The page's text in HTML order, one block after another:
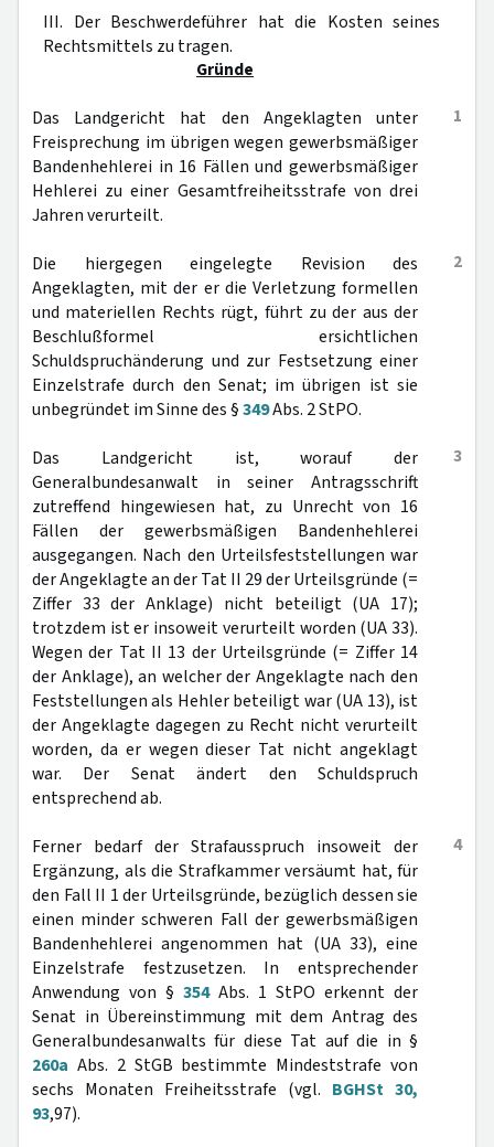
III. Der Beschwerdeführer hat die Kosten seines
Rechtsmittels zu tragen.
Gründe
1
Das Landgericht hat den Angeklagten unter
Freisprechung im übrigen wegen gewerbsmäßiger
Bandenhehlerei in 16 Fällen und gewerbsmäßiger
Hehlerei zu einer Gesamtfreiheitsstrafe von drei
Jahren verurteilt.
2
Die hiergegen eingelegte Revision des
Angeklagten, mit der er die Verletzung formellen
und materiellen Rechts rügt, führt zu der aus der
Beschlußformel ersichtlichen
Schuldspruchänderung und zur Festsetzung einer
Einzelstrafe durch den Senat; im übrigen ist sie
unbegründet im Sinne des §349Abs. 2 StPO.
3
Das Landgericht ist, worauf der
Generalbundesanwalt in seiner Antragsschrift
zutreffend hingewiesen hat, zu Unrecht von 16
Fällen der gewerbsmäßigen Bandenhehlerei
ausgegangen. Nach den Urteilsfeststellungen war
der Angeklagte an der Tat II 29 der Urteilsgründe (=
Ziffer 33 der Anklage) nicht beteiligt (UA 17);
trotzdem ist er insoweit verurteilt worden (UA 33).
Wegen der Tat II 13 der Urteilsgründe (= Ziffer 14
der Anklage), an welcher der Angeklagte nach den
Feststellungen als Hehler beteiligt war (UA 13), ist
der Angeklagte dagegen zu Recht nicht verurteilt
worden, da er wegen dieser Tat nicht angeklagt
war. Der Senat ändert den Schuldspruch
entsprechend ab.
4
Ferner bedarf der Strafausspruch insoweit der
Ergänzung, als die Strafkammer versäumt hat, für
den Fall II 1 der Urteilsgründe, bezüglich dessen sie
einen minder schweren Fall der gewerbsmäßigen
Bandenhehlerei angenommen hat (UA 33), eine
Einzelstrafe festzusetzen. In entsprechender
Anwendung von § 354Abs. 1 StPO erkennt der
Senat in Übereinstimmung mit dem Antrag des
Generalbundesanwalts für diese Tat auf die in §
260a Abs. 2 StGB bestimmte Mindeststrafe von
sechs Monaten Freiheitsstrafe (vgl. BGHSt 30,
93,97).